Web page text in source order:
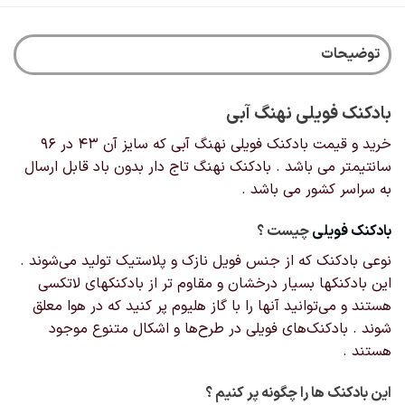
توضیحات
بادکنک فویلی نهنگ آبی
خرید و قیمت بادکنک فویلی نهنگ آبی که سایز آن 43 در 96
سانتیمتر می باشد . بادکنک نهنگ تاج دار بدون باد قابل ارسال
به سراسر کشور می باشد .
بادکنک‌ فویلیچیست ؟
نوعی بادکنک که از جنس فویل نازک و پلاستیک تولید می‌شوند .
این بادکنکها بسیار درخشان و مقاوم تر از بادکنکهای لاتکسی
هستند و می‌توانید آنها را با گاز هلیوم پر کنید که در هوا معلق
شوند . بادکنک‌های فویلی در طرح‌ها و اشکال‌ متنوع موجود
هستند .
این بادکنک ها را چگونه پر کنیم ؟